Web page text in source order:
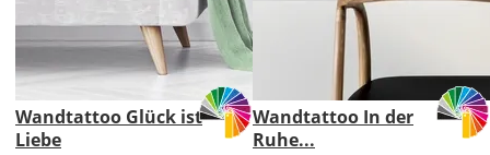
Wandtattoo Glück ist
Liebe
Wandtattoo In der
Ruhe...